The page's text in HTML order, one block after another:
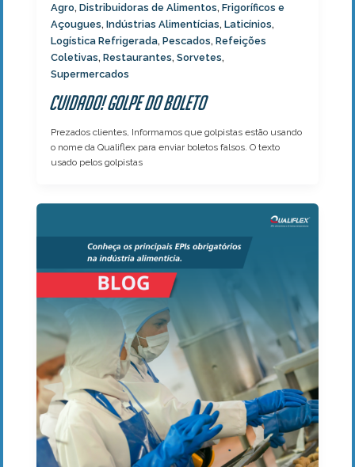
Agro, Distribuidoras de Alimentos, Frigoríficos e
Açougues, Indústrias Alimentícias, Laticínios,
Logística Refrigerada, Pescados, Refeições
Coletivas, Restaurantes, Sorvetes,
Supermercados
Cuidado! Golpe do Boleto
Prezados clientes, Informamos que golpistas estão usando
o nome da Qualiflex para enviar boletos falsos. O texto
usado pelos golpistas